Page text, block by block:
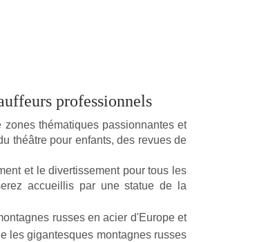
professionnels
thématiques passionnantes et
théâtre pour enfants, des revues de
et le divertissement pour tous les
accueillis par une statue de la
russes en acier d'Europe et
les gigantesques montagnes russes